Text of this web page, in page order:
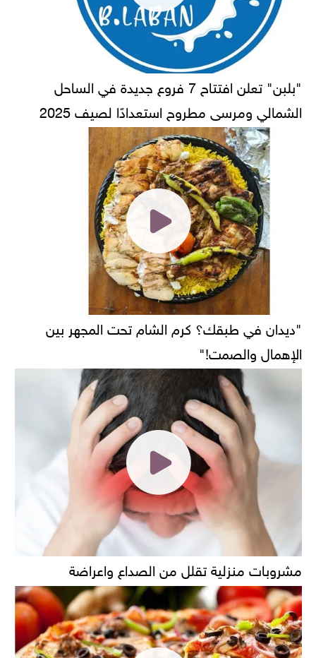
"بلبن" تعلن افتتاح 7 فروع جديدة في الساحل
الشمالي ومرسى مطروح استعدادًا لصيف 2025
"ديدان في طبقك؟ كرم الشام تحت المجهر بين
الإهمال والصمت!"
مشروبات منزلية تقلل من الصداع واعراضة